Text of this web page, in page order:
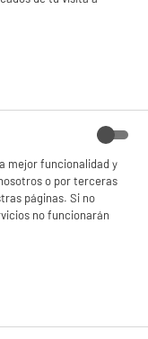
1
mejor funcionalidad y
o por terceras
páginas. Si no
no funcionarán